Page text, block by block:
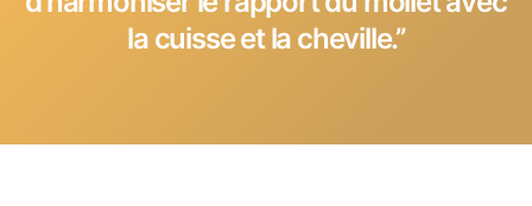
la cuisse et la cheville.’’